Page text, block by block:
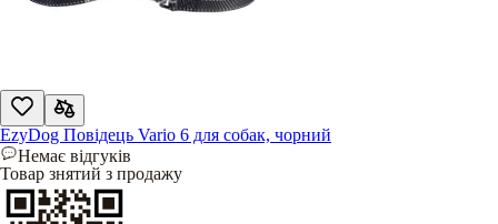
EzyDog Повідець Vario 6 для собак, чорний
Немає відгуків
Товар знятий з продажу